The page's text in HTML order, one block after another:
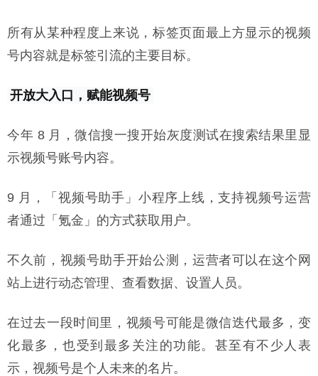
所有从某种程度上来说，标签页面最上方显示的视频
号内容就是标签引流的主要目标。
开放大入口，赋能视频号
今年 8 月，微信搜一搜开始灰度测试在搜索结果里显
示视频号账号内容。
9 月，「视频号助手」小程序上线，支持视频号运营
者通过「氪金」的方式获取用户。
不久前，视频号助手开始公测，运营者可以在这个网
站上进行动态管理、查看数据、设置人员。
在过去一段时间里，视频号可能是微信迭代最多，变
化最多，也受到最多关注的功能。甚至有不少人表
示，视频号是个人未来的名片。